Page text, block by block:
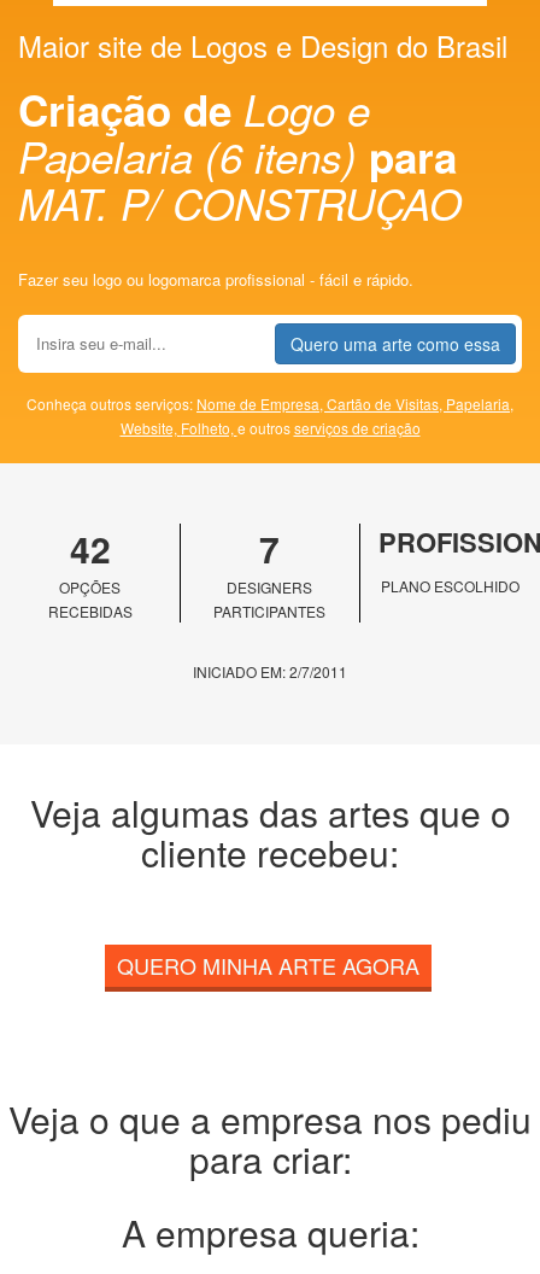
Maior site de Logos e Design do Brasil
Criação de Logo e
Papelaria (6 itens) para
MAT. P/ CONSTRUÇAO
Fazer seu logo ou logomarca profissional - fácil e rápido.
Quero uma arte como essa
Conheça outros serviços: Nome de Empresa, Cartão de Visitas, Papelaria,
Website, Folheto, e outrosserviços de criação
42
OPÇÕES
RECEBIDAS
7
DESIGNERS
PARTICIPANTES
PLANO ESCOLHIDO
INICIADO EM: 2/7/2011
Veja algumas das artes que o
cliente recebeu:
QUERO MINHA ARTE AGORA
Veja o que a empresa nos pediu
para criar:
A empresa queria: